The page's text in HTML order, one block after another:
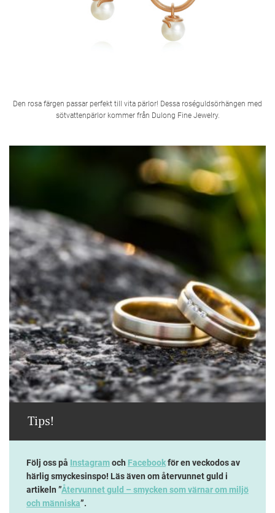
Den rosa färgen passar perfekt till vita pärlor! Dessa roséguldsörhängen med
sötvattenpärlor kommer från Dulong Fine Jewelry.
Tips!
Följ oss på Instagramoch Facebookför en veckodos av
härlig smyckesinspo! Läs även om återvunnet guld i
artikeln ”Återvunnet guld – smycken som värnar om miljö
och människa”.